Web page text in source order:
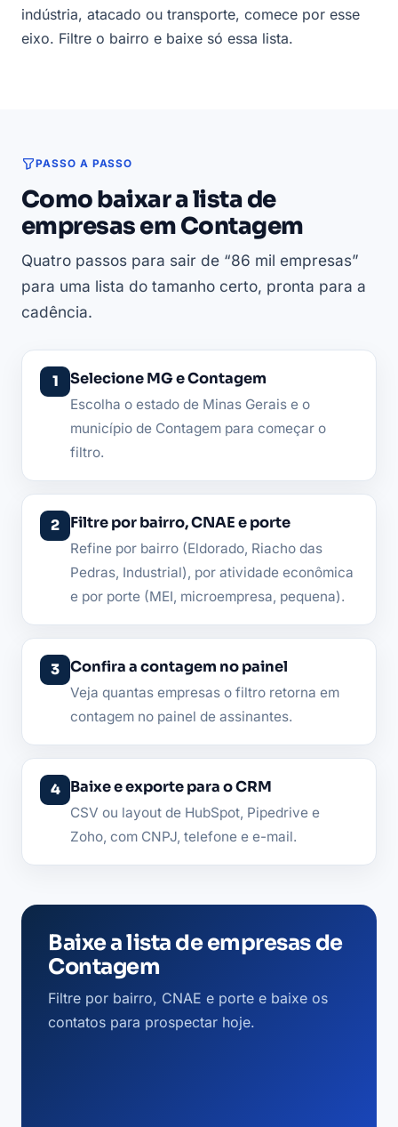
indústria, atacado ou transporte, comece por esse
eixo. Filtre o bairro e baixe só essa lista.
PASSO A PASSO
Como baixar a lista de
empresas em Contagem
Quatro passos para sair de “86 mil empresas”
para uma lista do tamanho certo, pronta para a
cadência.
Selecione MG e Contagem
Escolha o estado de Minas Gerais e o
município de Contagem para começar o
filtro.
Filtre por bairro, CNAE e porte
Refine por bairro (Eldorado, Riacho das
Pedras, Industrial), por atividade econômica
e por porte (MEI, microempresa, pequena).
Confira a contagem no painel
Veja quantas empresas o filtro retorna em
contagem no painel de assinantes.
Baixe e exporte para o CRM
CSV ou layout de HubSpot, Pipedrive e
Zoho, com CNPJ, telefone e e-mail.
Baixe a lista de empresas de
Contagem
Filtre por bairro, CNAE e porte e baixe os
contatos para prospectar hoje.